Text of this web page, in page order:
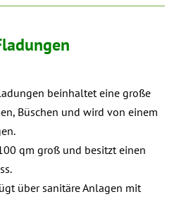
beinhaltet eine große
Büschen und wird von einem
qm groß und besitzt einen
über sanitäre Anlagen mit